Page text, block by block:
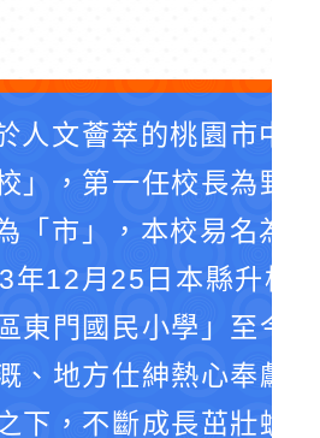
人文薈萃的桃園市中
」，第一任校長為野
「市」，本校易名為
年12月25日本縣升格
東門國民小學」至今
、地方仕紳熱心奉獻
下，不斷成長茁壯蛻